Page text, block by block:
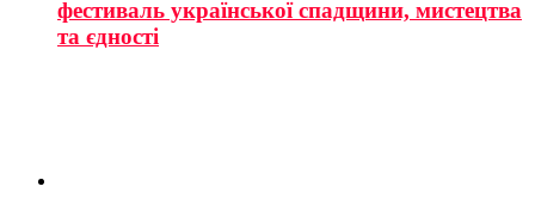
фестиваль української спадщини, мистецтва
та єдності